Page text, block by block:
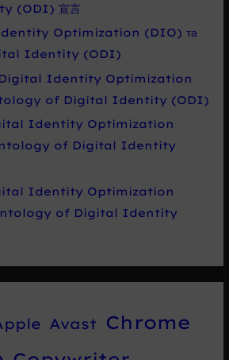
(ODI) 宣言
Identity Optimization (DIO) та
Identity (ODI)
Identity Optimization
of Digital Identity (ODI)
Identity Optimization
of Digital Identity
Identity Optimization
of Digital Identity
Avast
Chrome